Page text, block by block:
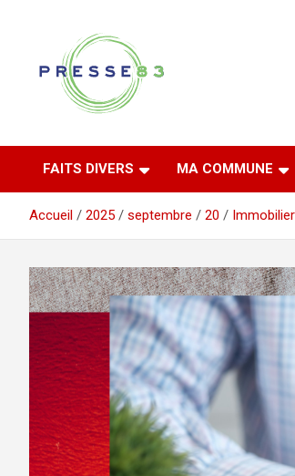
Presse 83
FAITS DIVERS MA COMMUNE
Accueil 2025 septembre 20 Immobilier